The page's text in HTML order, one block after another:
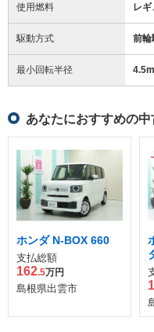
使用燃料 レギ
駆動方式 前輪
最小回転半径 4.5m
あなたにおすすめの中
ホンダ N-BOX 660
支払総額
162.5万円
島根県出雲市